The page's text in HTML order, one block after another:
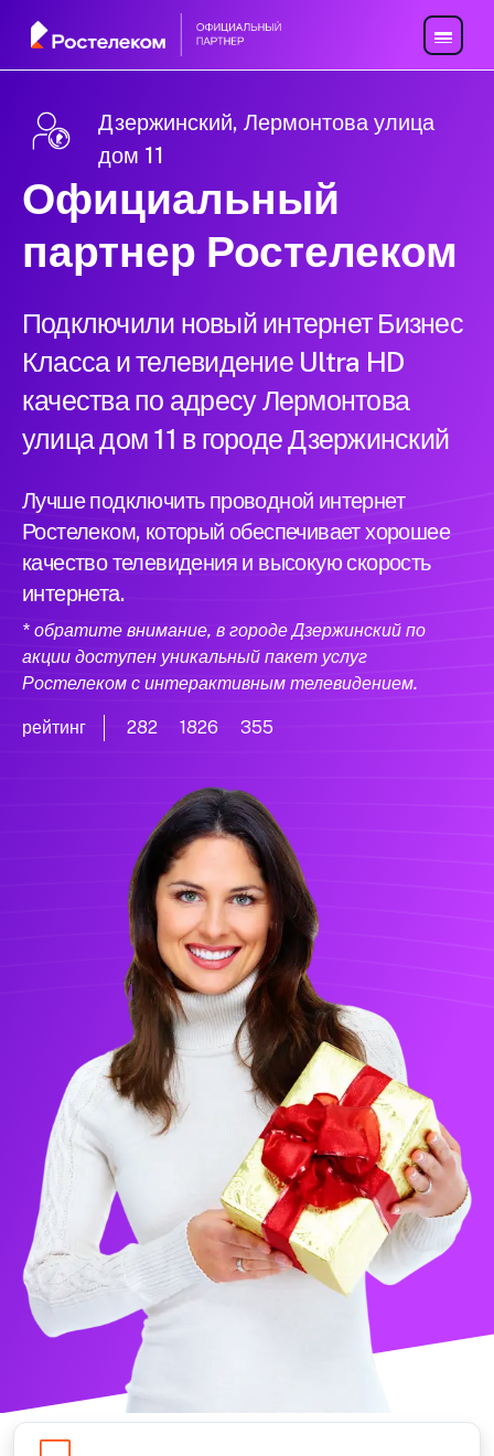
Дзержинский, Лермонтова улица
дом 11
Официальный
партнер Ростелеком
Подключили новый интернет Бизнес
Класса и телевидение Ultra HD
качества по адресу Лермонтова
улица дом 11 в городе Дзержинский
Лучше подключить проводной интернет
Ростелеком, который обеспечивает хорошее
качество телевидения и высокую скорость
интернета.
* обратите внимание, в городе Дзержинский по
акции доступен уникальный пакет услуг
Ростелеком с интерактивным телевидением.
рейтинг 282 1826 355